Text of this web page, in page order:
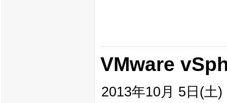
VMware
2013年10月 5日(土